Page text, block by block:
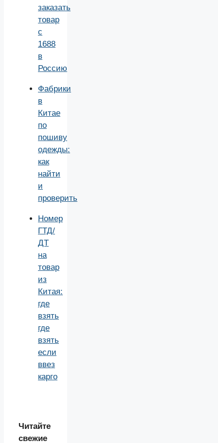
заказать
товар
с
1688
в
Россию
Фабрики
в
Китае
по
пошиву
одежды:
как
найти
и
проверить
Номер
ГТД/
ДТ
на
товар
из
Китая:
где
взять
где
взять
если
ввез
карго
Читайте
свежие